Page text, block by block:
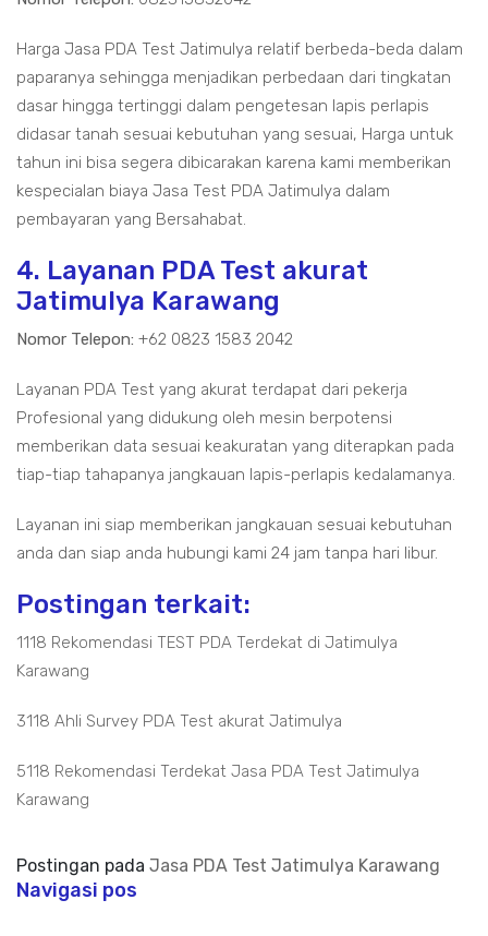
Harga Jasa PDA Test Jatimulya relatif berbeda-beda dalam
paparanya sehingga menjadikan perbedaan dari tingkatan
dasar hingga tertinggi dalam pengetesan lapis perlapis
didasar tanah sesuai kebutuhan yang sesuai, Harga untuk
tahun ini bisa segera dibicarakan karena kami memberikan
kespecialan biaya Jasa Test PDA Jatimulya dalam
pembayaran yang Bersahabat.
4. Layanan PDA Test akurat
Jatimulya Karawang
Nomor Telepon: +62 0823 1583 2042
Layanan PDA Test yang akurat terdapat dari pekerja
Profesional yang didukung oleh mesin berpotensi
memberikan data sesuai keakuratan yang diterapkan pada
tiap-tiap tahapanya jangkauan lapis-perlapis kedalamanya.
Layanan ini siap memberikan jangkauan sesuai kebutuhan
anda dan siap anda hubungi kami 24 jam tanpa hari libur.
Postingan terkait:
1118 Rekomendasi TEST PDA Terdekat di Jatimulya
Karawang
3118 Ahli Survey PDA Test akurat Jatimulya
5118 Rekomendasi Terdekat Jasa PDA Test Jatimulya
Karawang
Postingan pada Jasa PDA Test Jatimulya Karawang
Navigasi pos